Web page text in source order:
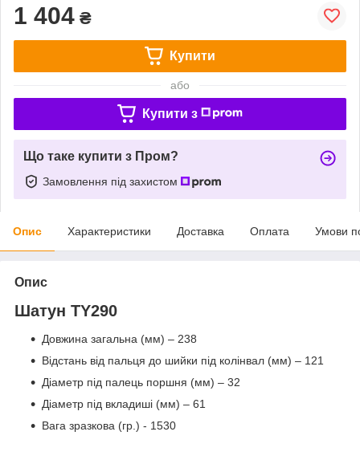
1 404 ₴
Купити
або
Купити з
Що таке купити з Пром?
Замовлення під захистом
Опис Характеристики Доставка Оплата Умови
Опис
Шатун TY290
Довжина загальна (мм) – 238
Відстань від пальця до шийки під колінвал (мм) – 121
Діаметр під палець поршня (мм) – 32
Діаметр під вкладиші (мм) – 61
Вага зразкова (гр.) - 1530